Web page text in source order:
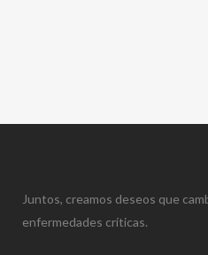
Juntos, creamos deseos que
enfermedades críticas.